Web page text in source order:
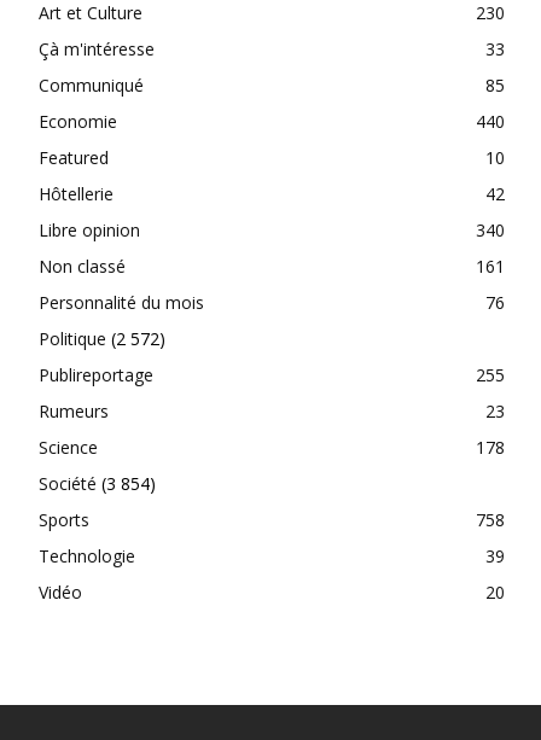
Art et Culture
230
Çà m'intéresse
33
Communiqué
85
Economie
440
Featured
10
Hôtellerie
42
Libre opinion
340
Non classé
161
Personnalité du mois
76
Politique (2 572)
Publireportage
255
Rumeurs
23
Science
178
Société (3 854)
Sports
758
Technologie
39
Vidéo
20